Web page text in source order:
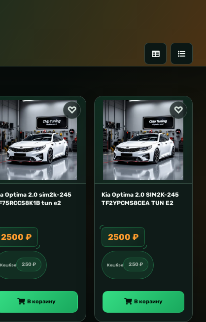
Optima 2.0 sim2k-245
tun е2
2500 ₽
Кешбэк 250 ₽
В корзину
Kia Optima 2.0 SIM2K-245
TF2YPCMS8CEA TUN E2
2500 ₽
Кешбэк 250 ₽
В корзину